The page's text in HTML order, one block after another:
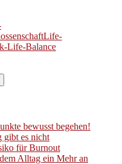
Life-
Life-Balance
bewusst begehen!
gibt es nicht
für Burnout
Alltag ein Mehr an